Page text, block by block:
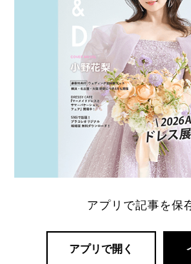
アプリで記事を保
アプリで開く